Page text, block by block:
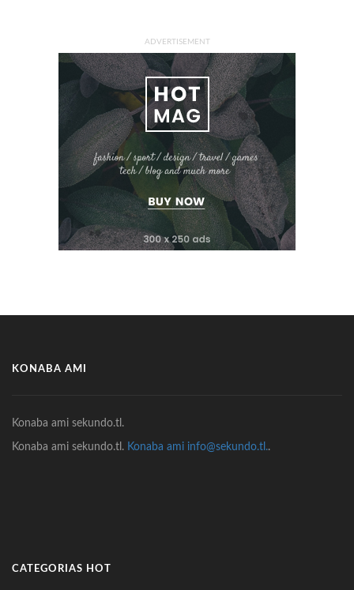
ADVERTISEMENT
KONABA AMI
Konaba ami sekundo.tl.
Konaba ami sekundo.tl. Konaba ami info@sekundo.tl..
CATEGORIAS HOT